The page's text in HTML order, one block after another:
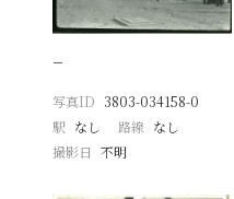
−
写真ID 3803-034158-0
駅 なし 路線 なし
撮影日
不明